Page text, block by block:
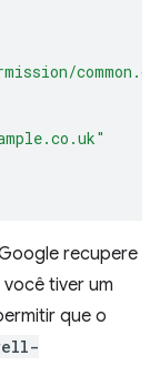
recupere
tiver um
que o